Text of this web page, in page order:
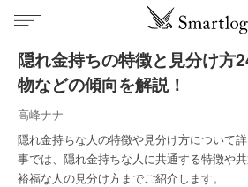
隠れ金持ちの特徴と見分け方
物などの傾向を解説！
高峰ナナ
隠れ金持ちな人の特徴や見分け方について
事では、隠れ金持ちな人に共通する特徴や
裕福な人の見分け方までご紹介します。